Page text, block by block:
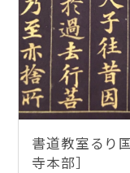
書道教室るり
寺本部］